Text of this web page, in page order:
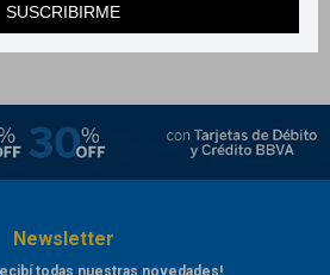
SUSCRIBIRME
Newsletter
todas nuestras novedades!